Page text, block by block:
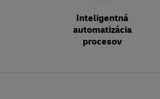
Inteligentná
automatizácia
procesov